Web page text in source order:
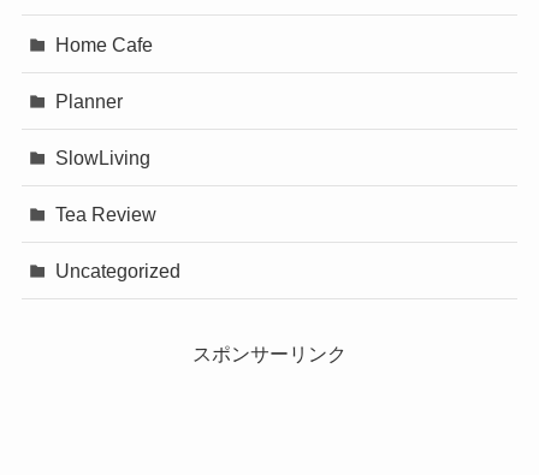
Home Cafe
Planner
SlowLiving
Tea Review
Uncategorized
スポンサーリンク